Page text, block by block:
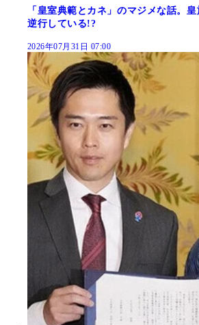
「皇室典範とカネ」のマジメな話。
逆行している!?
2026年07月31日 07:00